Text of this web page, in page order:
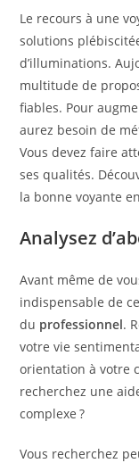
Le recours à une
solutions
d’illuminations.
multitude de
fiables. Pour
aurez besoin de
Vous devez faire
ses qualités.
la bonne voyante
Analysez
Avant même de
indispensable de
du professionnel.
votre vie
orientation à votre
recherchez une
complexe ?
Vous recherchez